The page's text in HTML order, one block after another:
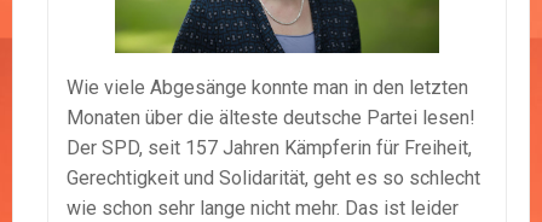
Wie viele Abgesänge konnte man in den letzten
Monaten über die älteste deutsche Partei lesen!
Der SPD, seit 157 Jahren Kämpferin für Freiheit,
Gerechtigkeit und Solidarität, geht es so schlecht
wie schon sehr lange nicht mehr. Das ist leider